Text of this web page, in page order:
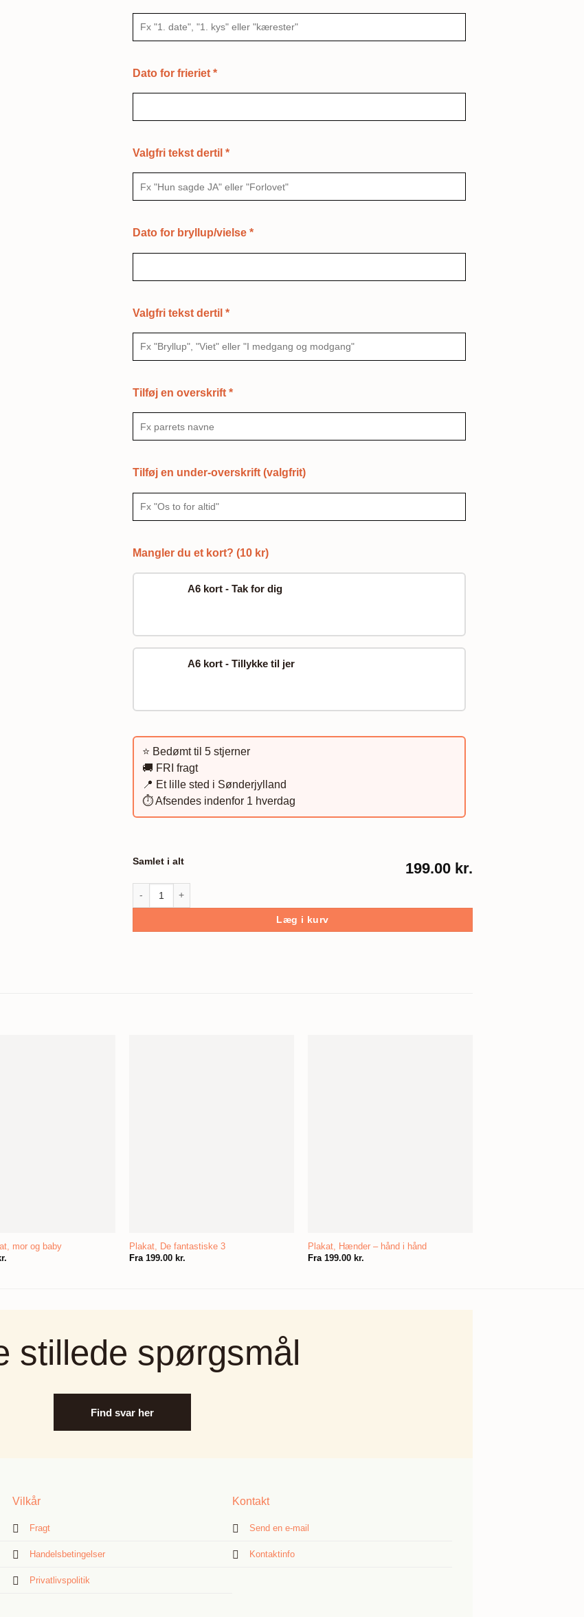
Dato for frieriet *
Valgfri tekst dertil *
Dato for bryllup/vielse *
Valgfri tekst dertil *
Tilføj en overskrift *
Tilføj en under-overskrift (valgfrit)
Mangler du et kort? (10 kr)
A6 kort - Tak for dig
A6 kort - Tillykke til jer
⭐️ Bedømt til 5 stjerner
🚚 FRI fragt
📍 Et lille sted i Sønderjylland
⏱️ Afsendes indenfor 1 hverdag
Samlet i alt 199.00 kr.
Læg i kurv
mor og baby
Plakat, De fantastiske 3
Fra 199.00 kr.
Plakat, Hænder – hånd i hånd
Fra 199.00 kr.
stillede spørgsmål
Find svar her
Vilkår
Fragt
Handelsbetingelser
Privatlivspolitik
Kontakt
Send en e-mail
Kontaktinfo